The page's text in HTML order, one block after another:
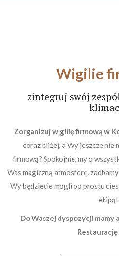
Wigilie
zintegruj swój
Zorganizuj wigilię firmową w
coraz bliżej, a Wy jeszcze nie
firmową? Spokojnie, my o
Was magiczną atmosferę,
Wy będziecie mogli po prostu
ekipą!
Do Waszej dyspozycji mamy